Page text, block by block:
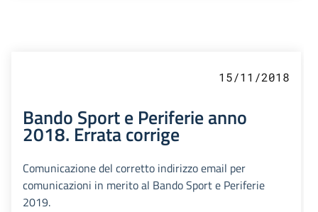
15/11/2018
Bando Sport e Periferie anno
2018. Errata corrige
Comunicazione del corretto indirizzo email per
comunicazioni in merito al Bando Sport e Periferie
2019.